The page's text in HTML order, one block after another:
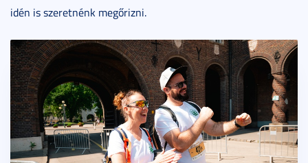
idén is szeretnénk megőrizni.